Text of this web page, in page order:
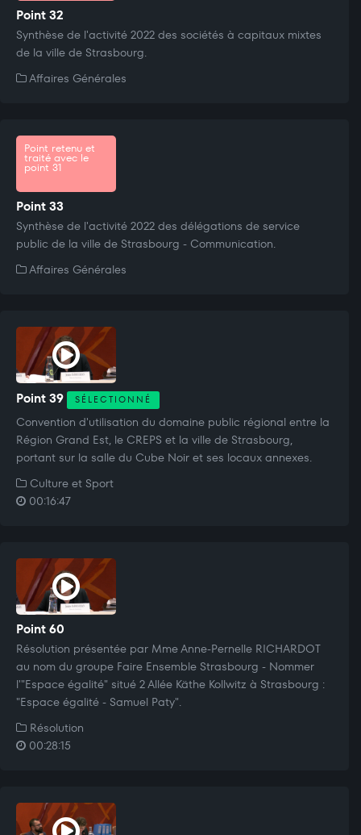
Point 32
Synthèse de l'activité 2022 des sociétés à capitaux mixtes
de la ville de Strasbourg.
Affaires Générales
Point retenu et
traité avec le
point 31
Point 33
Synthèse de l'activité 2022 des délégations de service
public de la ville de Strasbourg - Communication.
Affaires Générales
Point 39 SÉLECTIONNÉ
Convention d'utilisation du domaine public régional entre la
Région Grand Est, le CREPS et la ville de Strasbourg,
portant sur la salle du Cube Noir et ses locaux annexes.
Culture et Sport
00:16:47
Point 60
Résolution présentée par Mme Anne-Pernelle RICHARDOT
au nom du groupe Faire Ensemble Strasbourg - Nommer
l'"Espace égalité" situé 2 Allée Käthe Kollwitz à Strasbourg :
"Espace égalité - Samuel Paty".
Résolution
00:28:15